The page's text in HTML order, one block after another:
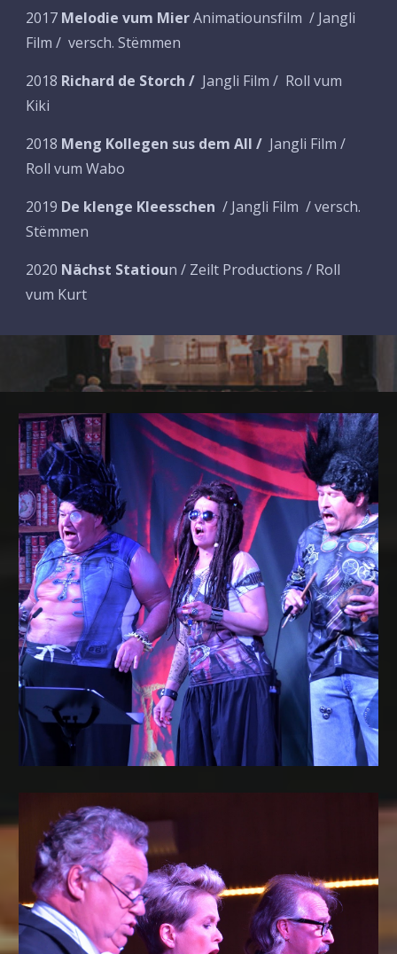
2017 Melodie vum MierAnimatiounsfilm / Jangli
Film / versch. Stëmmen
2018 Richard de Storch / Jangli Film / Roll vum
Kiki
2018 Meng Kollegen sus dem All / Jangli Film /
Roll vumWabo
2019 De klenge Kleesschen / Jangli Film / versch.
Stëmmen
2020 Nächst Statioun / Zeilt Productions / Roll
vum Kurt